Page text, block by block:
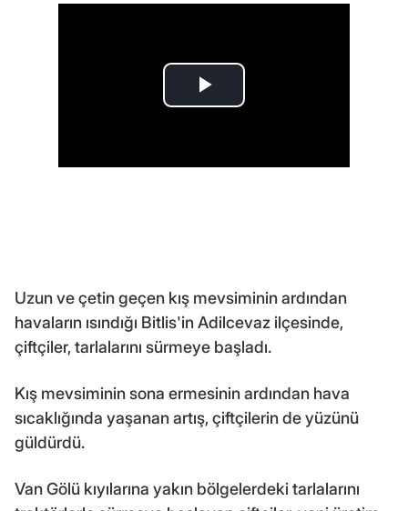
Uzun ve çetin geçen kış mevsiminin ardından
havaların ısındığı Bitlis'in Adilcevaz ilçesinde,
çiftçiler, tarlalarını sürmeye başladı.
Kış mevsiminin sona ermesinin ardından hava
sıcaklığında yaşanan artış, çiftçilerin de yüzünü
güldürdü.
Van Gölü kıyılarına yakın bölgelerdeki tarlalarını